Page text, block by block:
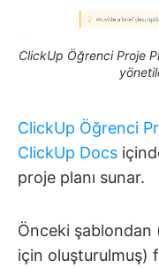
ClickUp Öğrenci Proje
ClickUp Öğrenci
ClickUp Docs
proje planı sunar.
Önceki şablondan
için oluşturulmuş)